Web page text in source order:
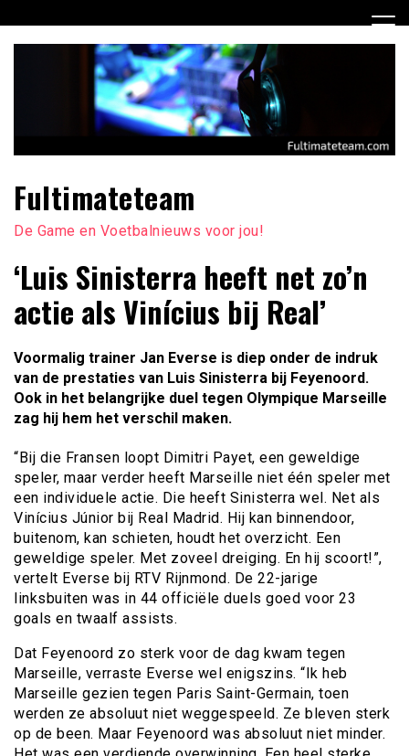
naar
Fultimateteam
De Game en Voetbalnieuws voor jou!
‘Luis Sinisterra heeft net zo’n
actie als Vinícius bij Real’
Voormalig trainer Jan Everse is diep onder de indruk
van de prestaties van Luis Sinisterra bij Feyenoord.
Ook in het belangrijke duel tegen Olympique Marseille
zag hij hem het verschil maken.
“Bij die Fransen loopt Dimitri Payet, een geweldige
speler, maar verder heeft Marseille niet één speler met
een individuele actie. Die heeft Sinisterra wel. Net als
Vinícius Júnior bij Real Madrid. Hij kan binnendoor,
buitenom, kan schieten, houdt het overzicht. Een
geweldige speler. Met zoveel dreiging. En hij scoort!”,
vertelt Everse bij RTV Rijnmond. De 22-jarige
linksbuiten was in 44 officiële duels goed voor 23
goals en twaalf assists.
Dat Feyenoord zo sterk voor de dag kwam tegen
Marseille, verraste Everse wel enigszins. “Ik heb
Marseille gezien tegen Paris Saint-Germain, toen
werden ze absoluut niet weggespeeld. Ze bleven sterk
op de been. Maar Feyenoord was absoluut niet minder.